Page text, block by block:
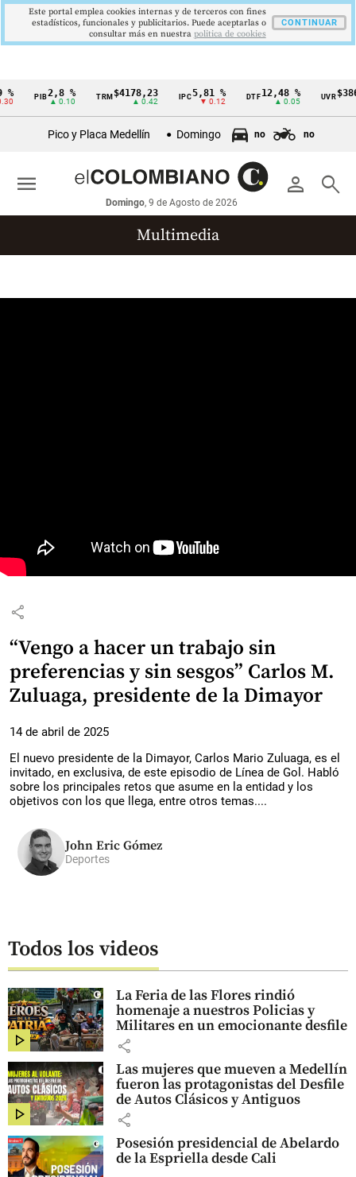
Cintillo
económicos
Colombia
PIB 2,8 %
▲ 0.10
TRM$4178,23
▲ 0.42
IPC5,81 %
▼ 0.12
DTF12,48 %
▲ 0.05
UVR
Pico y Placa Medellín Domingo no no
person search
Domingo, 9 de Agosto de 2026
menu
Multimedia
share
“Vengo a hacer un trabajo sin
preferencias y sin sesgos” Carlos M.
Zuluaga, presidente de la Dimayor
14 de abril de 2025
El nuevo presidente de la Dimayor, Carlos Mario Zuluaga, es el
invitado, en exclusiva, de este episodio de Línea de Gol. Habló
sobre los principales retos que asume en la entidad y los
objetivos con los que llega, entre otros temas....
John Eric Gómez
Deportes
Todos los videos
La Feria de las Flores rindió
homenaje a nuestros Policias y
Militares en un emocionante desfile
share
Las mujeres que mueven a Medellín
fueron las protagonistas del Desfile
de Autos Clásicos y Antiguos
share
Posesión presidencial de Abelardo
de la Espriella desde Cali
Este portal emplea cookies internas y de terceros con fines
estadísticos, funcionales y publicitarios. Puede aceptarlas o
consultar más en nuestra politica de cookies
CONTINUAR